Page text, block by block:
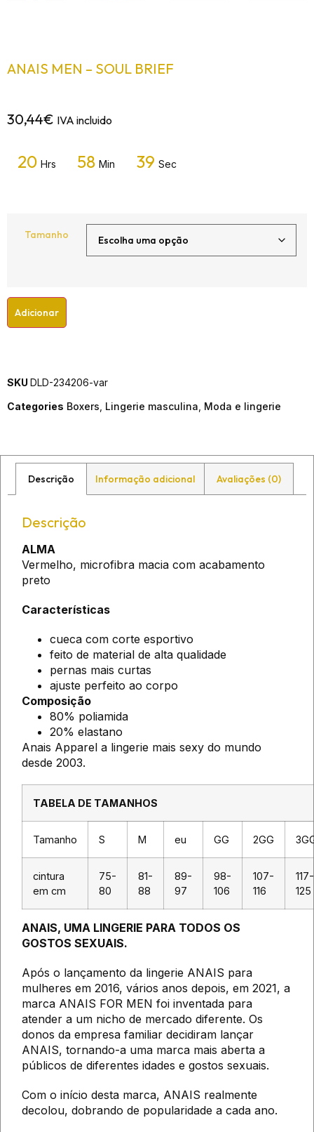
ANAIS MEN – SOUL BRIEF
30,44€ IVA incluido
20 Hrs 58 Min 39 Sec
Tamanho
Adicionar
SKU DLD-234206-var
Categories Boxers Lingerie masculina Moda e lingerie
Descrição Informação adicional Avaliações (0)
Descrição
ALMA
Vermelho, microfibra macia com acabamento
preto
Características
cueca com corte esportivo
feito de material de alta qualidade
pernas mais curtas
ajuste perfeito ao corpo
Composição
80% poliamida
20% elastano
Anais Apparel a lingerie mais sexy do mundo
desde 2003.
TABELA DE TAMANHOS
Tamanho S M eu GG 2GG
cintura
em cm
75-
80
81-
88
89-
97
98-
106
107-
116
117-
125
ANAIS, UMA LINGERIE PARA TODOS OS
GOSTOS SEXUAIS.
Após o lançamento da lingerie ANAIS para
mulheres em 2016, vários anos depois, em 2021, a
marca ANAIS FOR MEN foi inventada para
atender a um nicho de mercado diferente. Os
donos da empresa familiar decidiram lançar
ANAIS, tornando-a uma marca mais aberta a
públicos de diferentes idades e gostos sexuais.
Com o início desta marca, ANAIS realmente
decolou, dobrando de popularidade a cada ano.